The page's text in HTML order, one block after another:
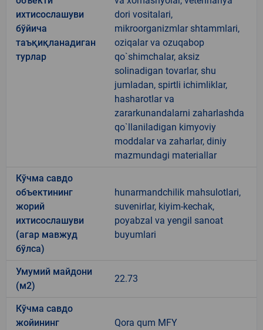
ихтисослашуви
бўйича
таъқиқланадиган
турлар
dori vositalari,
mikroorganizmlar shtammlari,
oziqalar va ozuqabop
qo`shimchalar, aksiz
solinadigan tovarlar, shu
jumladan, spirtli ichimliklar,
hasharotlar va
zararkunandalarni zaharlashda
qo`llaniladigan kimyoviy
moddalar va zaharlar, diniy
mazmundagi materiallar
Кўчма савдо
объектининг
жорий
ихтисослашуви
(агар мавжуд
бўлса)
hunarmandchilik mahsulotlari,
suvenirlar, kiyim-kechak,
poyabzal va yengil sanoat
buyumlari
Умумий майдони
(м2)
22.73
Кўчма савдо
жойининг
Qora qum MFY